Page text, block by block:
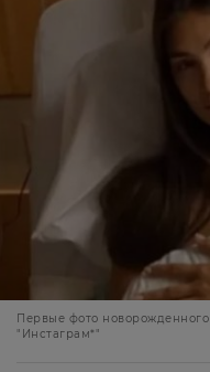
Первые фото
"Инстаграм*"